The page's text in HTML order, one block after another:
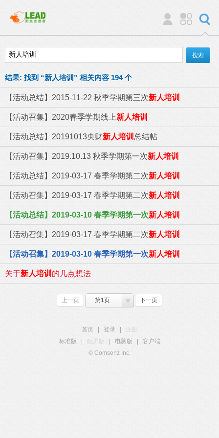
结果: 找到 “新人培训 ” 相关内容 194 个
【活动总结】2015-11-22 秋季学期第三次新人培训
【活动召集】2020春季学期线上新人培训
【活动总结】20191013央财新人培训 总结帖
【活动召集】2019.10.13 秋季学期第一次新人培训
【活动总结】2019-03-17 春季学期第二次新人培训
【活动召集】2019-03-17 春季学期第二次新人培训
【活动总结】2019-03-10 春季学期第一次新人培训
【活动召集】2019-03-17 春季学期第二次新人培训
【活动召集】2019-03-10 春季学期第一次新人培训
关于新人培训 的几点想法
上一页 第1页 下一页
首页 登录
注册
标准版
触屏版 电脑版
客户端
© Comsenz Inc.